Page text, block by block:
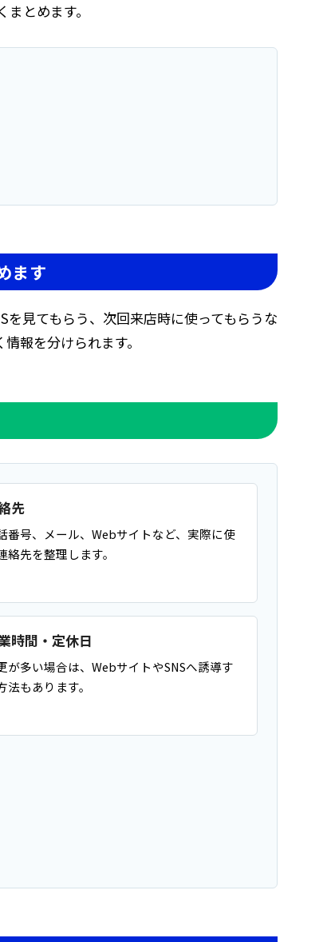
とめます。
ます
見てもらう、次回来店時に使ってもらうな
報を分けられます。
先
番号、メール、Webサイトなど、実際に使
絡先を整理します。
時間・定休日
が多い場合は、WebサイトやSNSへ誘導す
法もあります。